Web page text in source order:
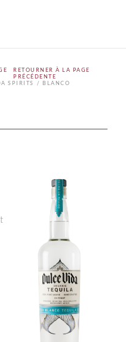
RETOURNER À LA PAGE
PRÉCÉDENTE
SPIRITS
BLANCO